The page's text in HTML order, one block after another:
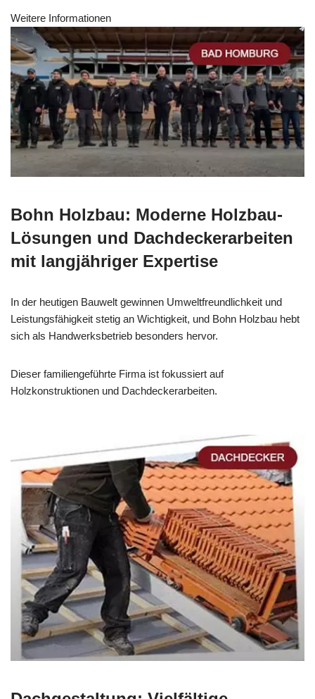
Weitere Informationen
Bohn Holzbau: Moderne Holzbau-
Lösungen und Dachdeckerarbeiten
mit langjähriger Expertise
In der heutigen Bauwelt gewinnen Umweltfreundlichkeit und
Leistungsfähigkeit stetig an Wichtigkeit, und Bohn Holzbau hebt
sich als Handwerksbetrieb besonders hervor.
Dieser familiengeführte Firma ist fokussiert auf
Holzkonstruktionen und Dachdeckerarbeiten.